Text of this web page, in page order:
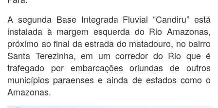
A segunda Base Integrada Fluvial “Candiru” está
instalada à margem esquerda do Rio Amazonas,
próximo ao final da estrada do matadouro, no bairro
Santa Terezinha, em um corredor do Rio que é
trafegado por embarcações oriundas de outros
municípios paraenses e ainda de estados como o
Amazonas.